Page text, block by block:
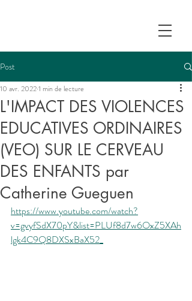
Post
L'IMPACT DES VIOLENCES
EDUCATIVES ORDINAIRES
(VEO) SUR LE CERVEAU
DES ENFANTS par
Catherine Gueguen
10 avr. 20221 min de lecture
https://www.youtube.com/watch?
v=gvyfSdX70pY&list=PLUf8d7w6OxZ5XAh
lgk4C9Q8DXSxBaX52_